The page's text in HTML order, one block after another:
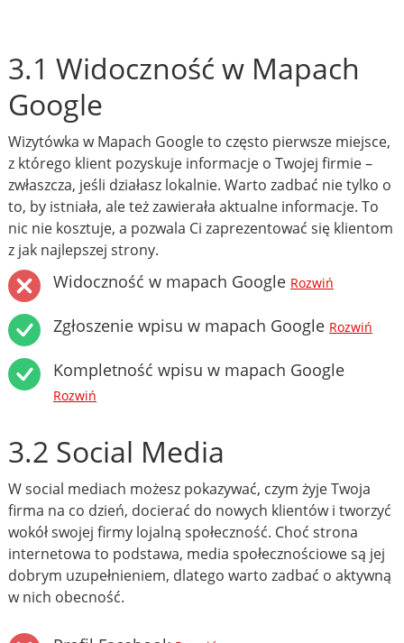
3.1 Widoczność w Mapach
Google
Wizytówka w Mapach Google to często pierwsze miejsce,
z którego klient pozyskuje informacje o Twojej firmie –
zwłaszcza, jeśli działasz lokalnie. Warto zadbać nie tylko o
to, by istniała, ale też zawierała aktualne informacje. To
nic nie kosztuje, a pozwala Ci zaprezentować się klientom
z jak najlepszej strony.
Widoczność w mapach Google Rozwiń
Zgłoszenie wpisu w mapach Google Rozwiń
Kompletność wpisu w mapach Google
Rozwiń
3.2 Social Media
W social mediach możesz pokazywać, czym żyje Twoja
firma na co dzień, docierać do nowych klientów i tworzyć
wokół swojej firmy lojalną społeczność. Choć strona
internetowa to podstawa, media społecznościowe są jej
dobrym uzupełnieniem, dlatego warto zadbać o aktywną
w nich obecność.